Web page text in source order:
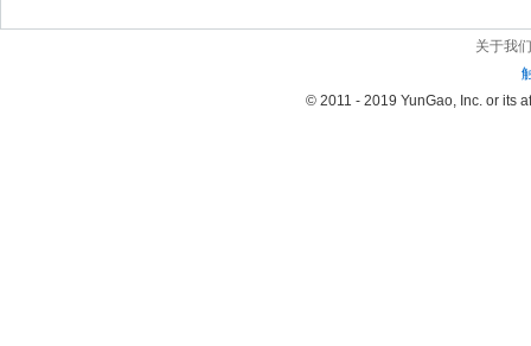
关于我们
© 2011 - 2019 YunGao, Inc. or its